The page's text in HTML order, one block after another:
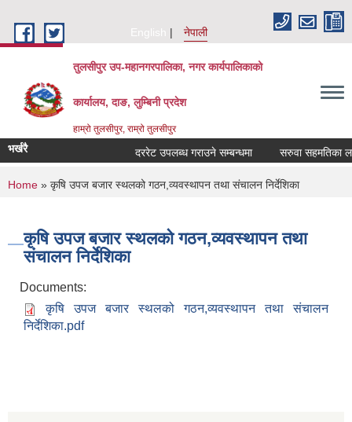
English
नेपाली
तुलसीपुर उप-महानगरपालिका, नगर कार्यपालिकाको
कार्यालय, दाङ, लुम्बिनी प्रदेश
हाम्रो तुलसीपुर, राम्रो तुलसीपुर
भर्खरै दररेट उपलब्ध गराउने सम्बन्धमा सरुवा सहमतिका
You are here
Home » कृषि उपज बजार स्थलको गठन,व्यवस्थापन तथा संचालन निर्देशिका
कृषि उपज बजार स्थलको गठन,व्यवस्थापन तथा
संचालन निर्देशिका
Documents:
कृषि उपज बजार स्थलको गठन,व्यवस्थापन तथा संचालन
निर्देशिका.pdf